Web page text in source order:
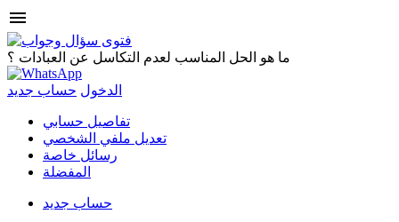
menu
ما هو الحل المناسب لعدم التكاسل عن العبادات ؟
الدخول حساب جديد
تفاصيل حسابي
تعديل ملفي الشخصي
رسائل خاصة
المفضلة
حساب جديد